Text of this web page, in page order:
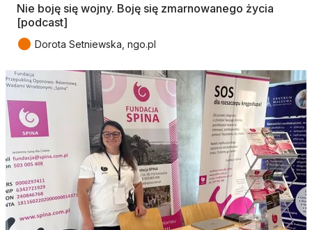
Nie boję się wojny. Boję się zmarnowanego życia
[podcast]
● Dorota Setniewska, ngo.pl